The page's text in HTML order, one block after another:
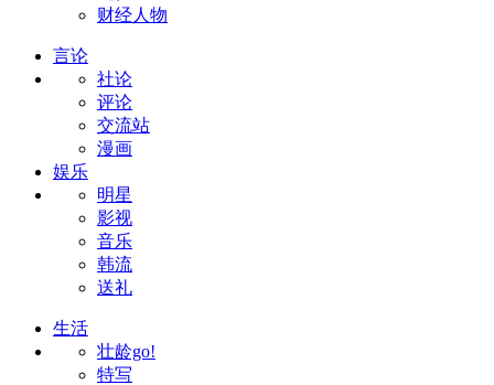
财经人物
言论
社论
评论
交流站
漫画
娱乐
明星
影视
音乐
韩流
送礼
生活
壮龄go!
特写